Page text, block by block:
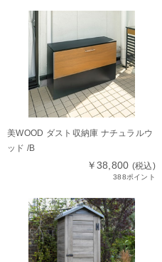
美WOOD ダスト収納庫 ナチュラルウ
ッド /B
￥38,800 (税込)
388ポイント